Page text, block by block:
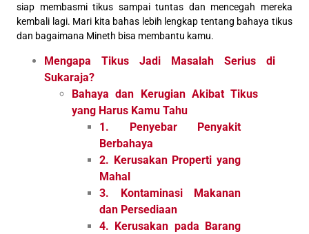
siap membasmi tikus sampai tuntas dan mencegah mereka
kembali lagi. Mari kita bahas lebih lengkap tentang bahaya tikus
dan bagaimana Mineth bisa membantu kamu.
Mengapa Tikus Jadi Masalah Serius di
Sukaraja?
Bahaya dan Kerugian Akibat Tikus
yang Harus Kamu Tahu
1. Penyebar Penyakit
Berbahaya
2. Kerusakan Properti yang
Mahal
3. Kontaminasi Makanan
dan Persediaan
4. Kerusakan pada Barang